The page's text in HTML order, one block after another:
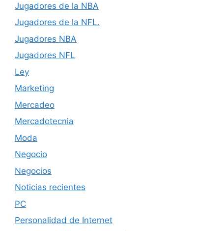
Jugadores de la NBA
Jugadores de la NFL.
Jugadores NBA
Jugadores NFL
Ley
Marketing
Mercadeo
Mercadotecnia
Moda
Negocio
Negocios
Noticias recientes
PC
Personalidad de Internet